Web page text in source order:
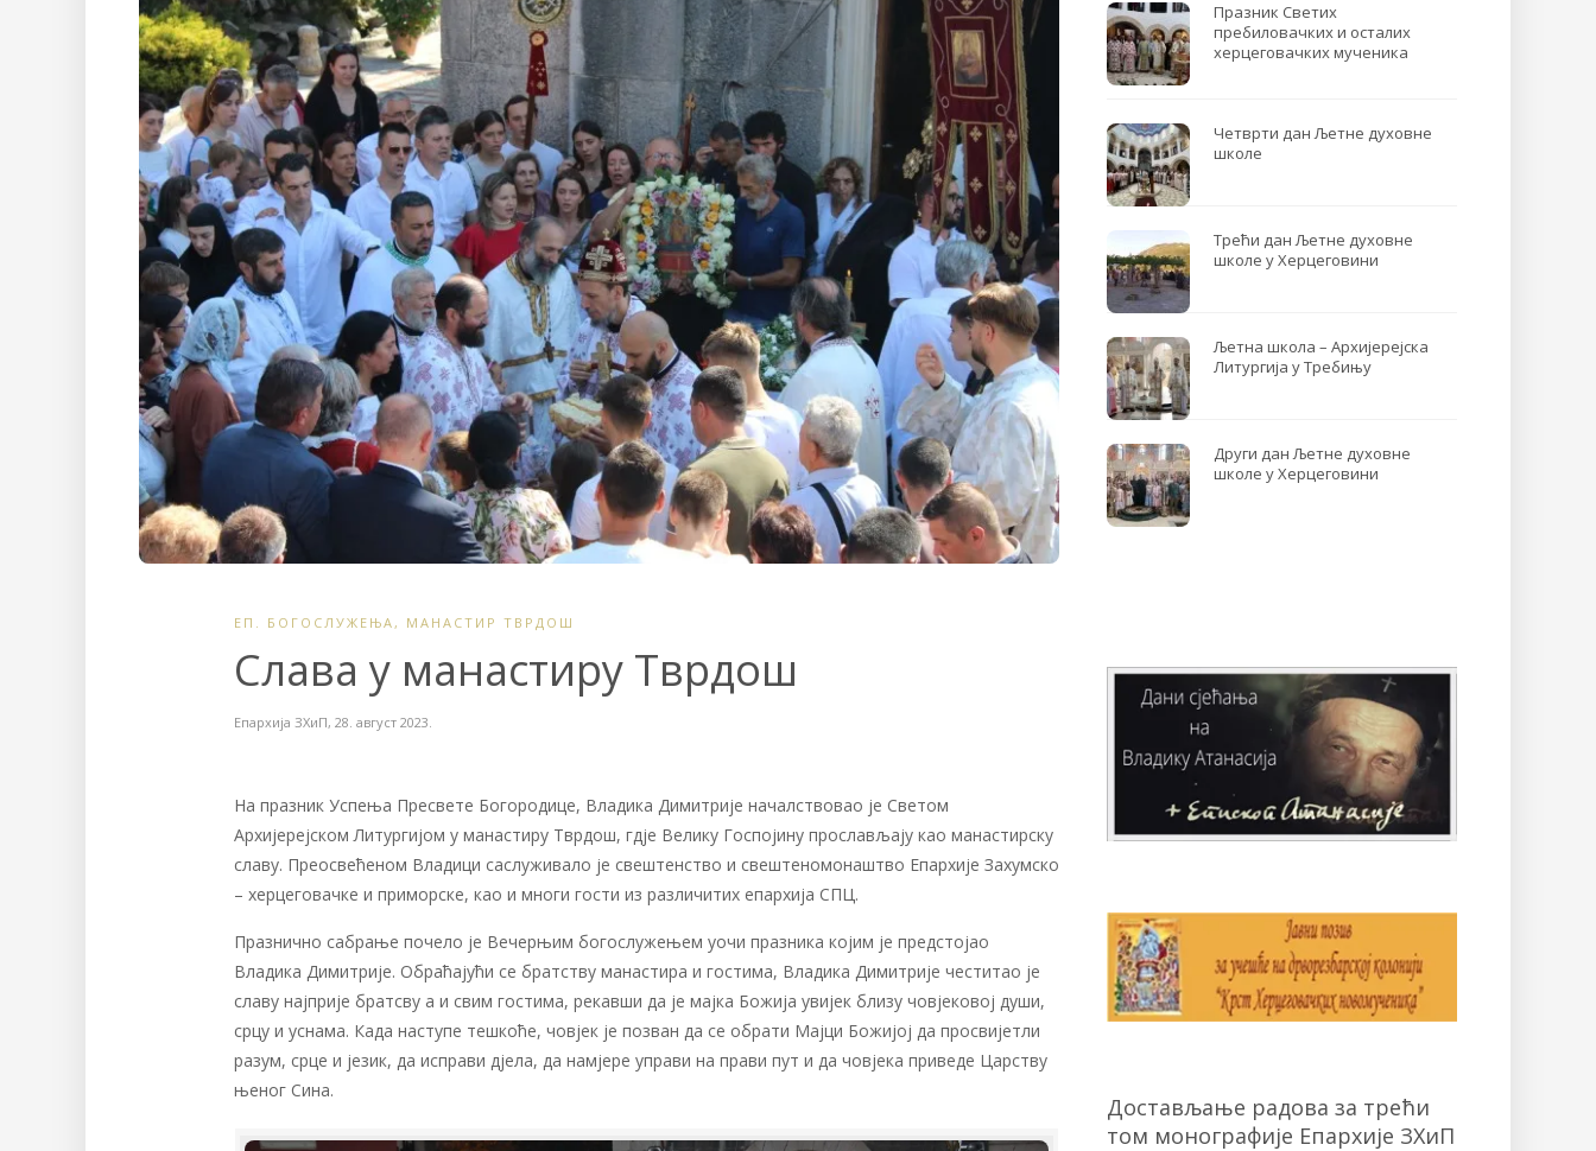
ЕП. БОГОСЛУЖЕЊА , МАНАСТИР ТВРДОШ
Слава у манастиру Тврдош
Епархија ЗХиП, 28. август 2023.
На празник Успења Пресвете Богородице, Владика Димитрије началствовао је Светом
Архијерејском Литургијом у манастиру Тврдош, гдје Велику Госпојину прослављају као манастирску
славу. Преосвећеном Владици саслуживало је свештенство и свештеномонаштво Епархије Захумско
– херцеговачке и приморске, као и многи гости из различитих епархија СПЦ.
Празнично сабрање почело је Вечерњим богослужењем уочи празника којим је предстојао
Владика Димитрије. Обраћајући се братству манастира и гостима, Владика Димитрије честитао је
славу најприје братсву а и свим гостима, рекавши да je мајка Божија увијек близу човјековој души,
срцу и уснама. Када наступе тешкоће, човјек је позван да се обрати Мајци Божијој да просвијетли
разум, срце и језик, да исправи дјела, да намјере управи на прави пут и да човјека приведе Царству
њеног Сина.
Празник Светих
пребиловачких и осталих
херцеговачких мученика
Четврти дан Љетне духовне
школе
Трећи дан Љетне духовне
школе у Херцеговини
Љетна школа – Архијерејска
Литургија у Требињу
Други дан Љетне духовне
школе у Херцеговини
Достављање радова за трећи
том монографије Епархије ЗХиП